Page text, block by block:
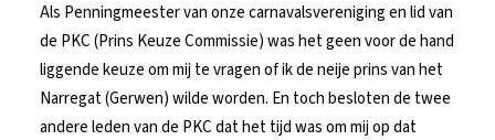
Als Penningmeester van onze carnavalsvereniging en lid van
de PKC (Prins Keuze Commissie) was het geen voor de hand
liggende keuze om mij te vragen of ik de neije prins van het
Narregat (Gerwen) wilde worden. En toch besloten de twee
andere leden van de PKC dat het tijd was om mij op dat